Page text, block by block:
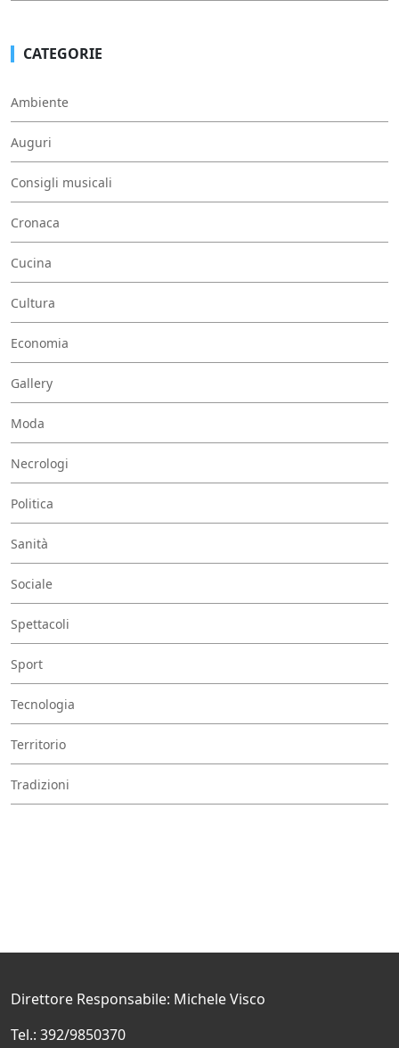
CATEGORIE
Ambiente
Auguri
Consigli musicali
Cronaca
Cucina
Cultura
Economia
Gallery
Moda
Necrologi
Politica
Sanità
Sociale
Spettacoli
Sport
Tecnologia
Territorio
Tradizioni
Direttore Responsabile: Michele Visco
Tel.: 392/9850370